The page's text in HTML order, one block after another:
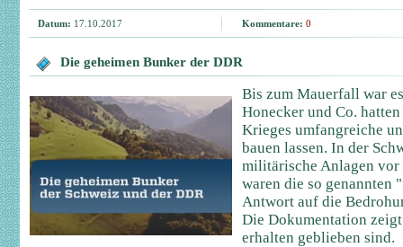
Datum: 17.10.2017 Kommentare: 0
Die geheimen Bunker der DDR
Bis zum Mauerfall war
Honecker und Co.
Krieges umfangreiche
bauen lassen. In der
militärische Anlagen
waren die so genannten
Antwort auf die
Die Dokumentation
erhalten geblieben sind.